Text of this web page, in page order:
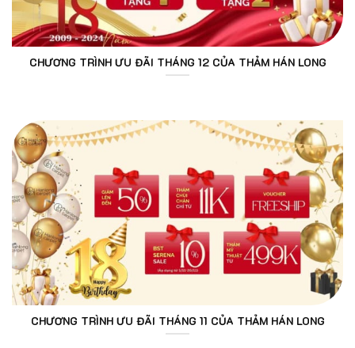
CHƯƠNG TRÌNH ƯU ĐÃI THÁNG 12 CỦA THẢM HÁN LONG
CHƯƠNG TRÌNH ƯU ĐÃI THÁNG 11 CỦA THẢM HÁN LONG